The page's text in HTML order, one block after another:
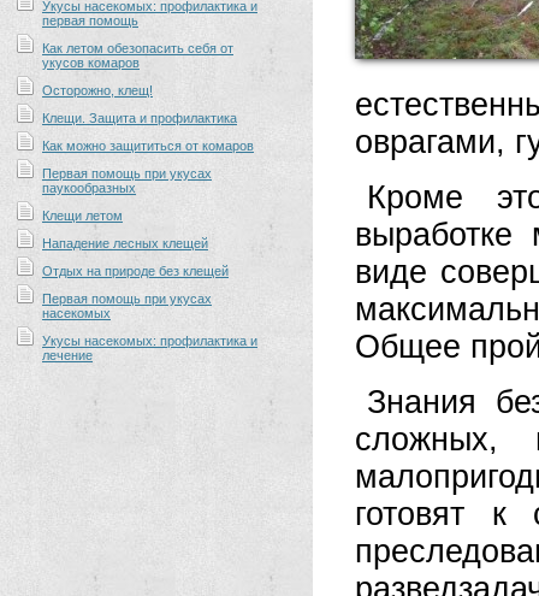
Укусы насекомых: профилактика и
первая помощь
Как летом обезопасить себя от
укусов комаров
Осторожно, клещ!
Клещи. Защита и профилактика
Как можно защититься от комаров
Первая помощь при укусах
паукообразных
Клещи летом
Нападение лесных клещей
Отдых на природе без клещей
Первая помощь при укусах
насекомых
Укусы насекомых: профилактика и
лечение
оврагами,
Кроме
виде
Общее
Знания
сложных,
готовят